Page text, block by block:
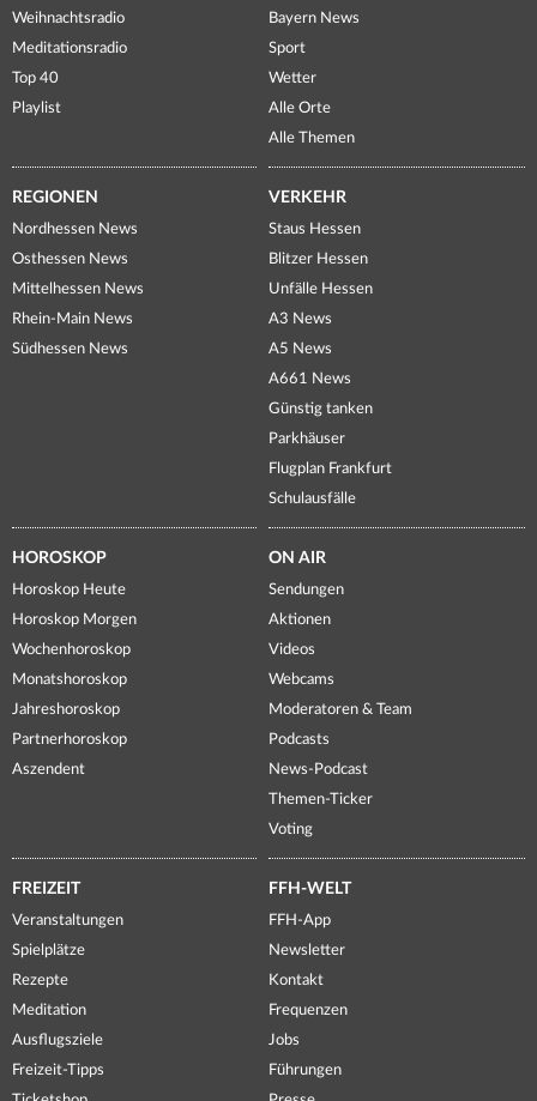
Weihnachtsradio
Meditationsradio
Top 40
Playlist
Bayern News
Sport
Wetter
Alle Orte
Alle Themen
REGIONEN
Nordhessen News
Osthessen News
Mittelhessen News
Rhein-Main News
Südhessen News
VERKEHR
Staus Hessen
Blitzer Hessen
Unfälle Hessen
A3 News
A5 News
A661 News
Günstig tanken
Parkhäuser
Flugplan Frankfurt
Schulausfälle
HOROSKOP
Horoskop Heute
Horoskop Morgen
Wochenhoroskop
Monatshoroskop
Jahreshoroskop
Partnerhoroskop
Aszendent
ON AIR
Sendungen
Aktionen
Videos
Webcams
Moderatoren & Team
Podcasts
News-Podcast
Themen-Ticker
Voting
FREIZEIT
Veranstaltungen
Spielplätze
Rezepte
Meditation
Ausflugsziele
Freizeit-Tipps
FFH-WELT
FFH-App
Newsletter
Kontakt
Frequenzen
Jobs
Führungen